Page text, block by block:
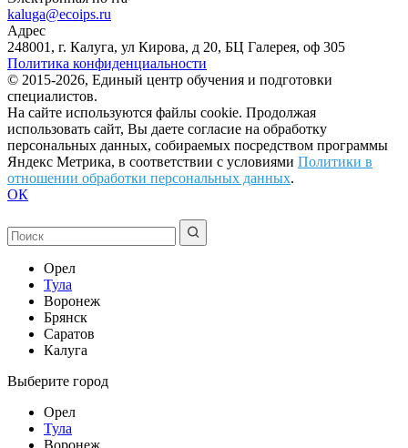
kaluga@ecoips.ru
Адрес
248001, г. Калуга, ул Кирова, д 20, БЦ Галерея, оф 305
Политика конфиденциальности
© 2015-2026, Единый центр обучения и подготовки
специалистов.
На сайте используются файлы cookie. Продолжая
использовать сайт, Вы даете согласие на обработку
персональных данных, собираемых посредством программы
Яндекс Метрика, в соответствии с условиями Политики в
отношении обработки персональных данных.
ОК
Орел
Тула
Воронеж
Брянск
Саратов
Калуга
Выберите город
Орел
Тула